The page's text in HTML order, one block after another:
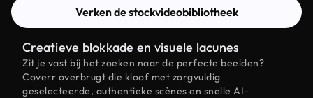
Verken de stockvideobibliotheek
Creatieve blokkade en visuele lacunes
Zit je vast bij het zoeken naar de perfecte beelden?
Coverr overbrugt die kloof met zorgvuldig
geselecteerde, authentieke scènes en snelle AI-